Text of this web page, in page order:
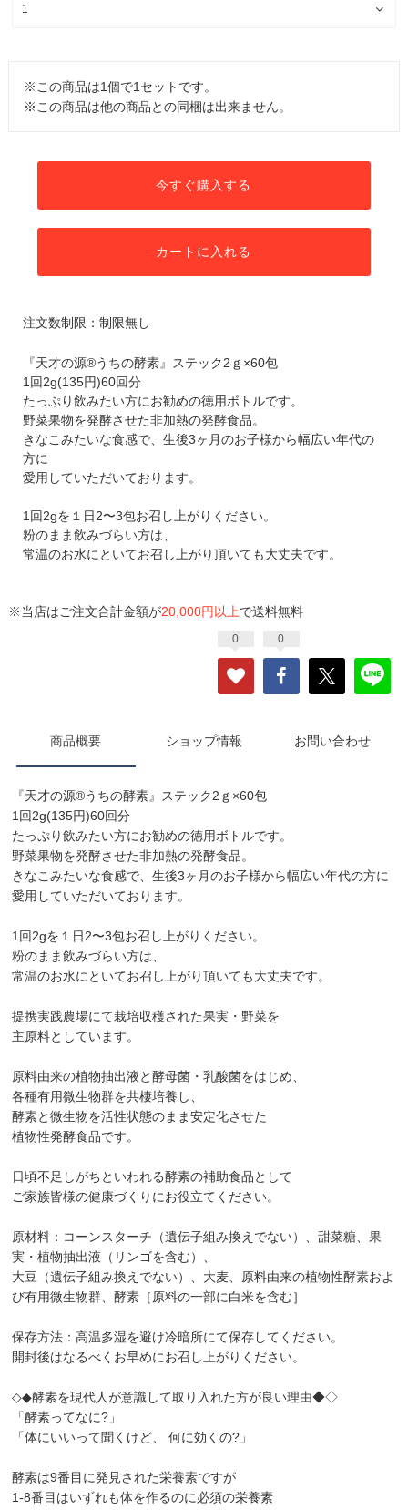
※この商品は1個で1セットです。
※この商品は他の商品との同梱は出来ません。
今すぐ購入する
カートに入れる
注文数制限：制限無し
『天才の源®︎うちの酵素』ステック2ｇ×60包
1回2g(135円)60回分
たっぷり飲みたい方にお勧めの徳用ボトルです。
野菜果物を発酵させた非加熱の発酵食品。
きなこみたいな食感で、生後3ヶ月のお子様から幅広い年代の
方に
愛用していただいております。
1回2gを１日2〜3包お召し上がりください。
粉のまま飲みづらい方は、
常温のお水にといてお召し上がり頂いても大丈夫です。
※当店はご注文合計金額が20,000円以上で送料無料
0 0
商品概要 ショップ情報 お問い合わせ
『天才の源®︎うちの酵素』ステック2ｇ×60包
1回2g(135円)60回分
たっぷり飲みたい方にお勧めの徳用ボトルです。
野菜果物を発酵させた非加熱の発酵食品。
きなこみたいな食感で、生後3ヶ月のお子様から幅広い年代の方に
愛用していただいております。
1回2gを１日2〜3包お召し上がりください。
粉のまま飲みづらい方は、
常温のお水にといてお召し上がり頂いても大丈夫です。
提携実践農場にて栽培収穫された果実・野菜を
主原料としています。
原料由来の植物抽出液と酵母菌・乳酸菌をはじめ、
各種有用微生物群を共棲培養し、
酵素と微生物を活性状態のまま安定化させた
植物性発酵食品です。
日頃不足しがちといわれる酵素の補助食品として
ご家族皆様の健康づくりにお役立てください。
原材料：コーンスターチ（遺伝子組み換えでない）、甜菜糖、果
実・植物抽出液（リンゴを含む）、
大豆（遺伝子組み換えでない）、大麦、原料由来の植物性酵素およ
び有用微生物群、酵素［原料の一部に白米を含む］
保存方法：高温多湿を避け冷暗所にて保存してください。
開封後はなるべくお早めにお召し上がりください。
◇◆酵素を現代人が意識して取り入れた方が良い理由◆◇
「酵素ってなに?」
「体にいいって聞くけど、 何に効くの?」
酵素は9番目に発見された栄養素ですが
1-8番目はいずれも体を作るのに必須の栄養素